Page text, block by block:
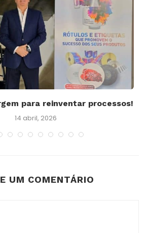
para reinventar processos!
14 abril, 2026
UM COMENTÁRIO